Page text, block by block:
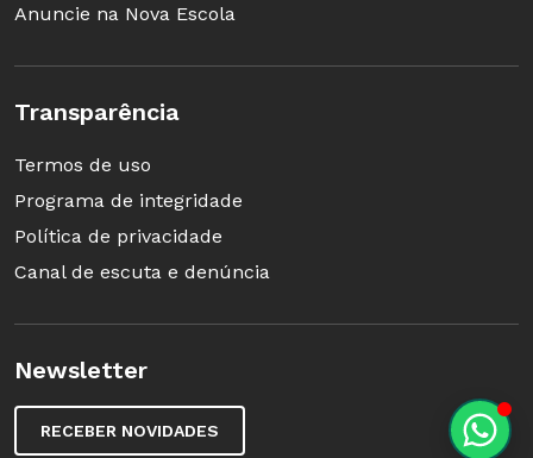
Anuncie na Nova Escola
Transparência
Termos de uso
Programa de integridade
Política de privacidade
Canal de escuta e denúncia
Newsletter
RECEBER NOVIDADES